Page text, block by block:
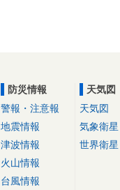
防災情報
警報・注意報
地震情報
津波情報
火山情報
台風情報
天気図
天気図
気象衛星
世界衛星